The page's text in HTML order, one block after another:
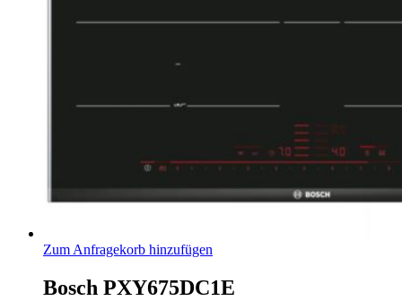
Zum Anfragekorb hinzufügen
Bosch PXY675DC1E